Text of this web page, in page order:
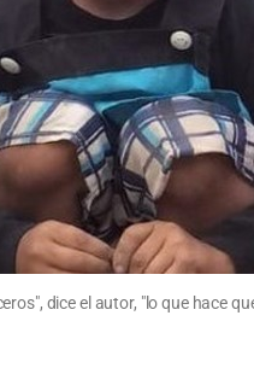
dice el autor, "lo que hace